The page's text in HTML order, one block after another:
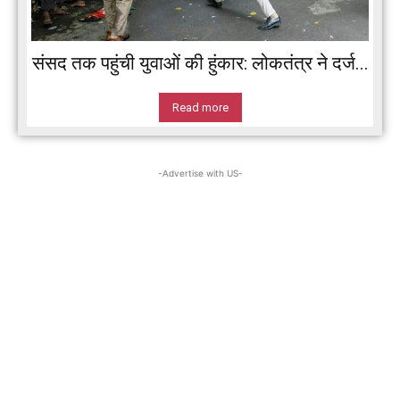
संसद तक पहुंची युवाओं की हुंकार: लोकतंत्र ने दर्ज...
Read more
-Advertise with US-